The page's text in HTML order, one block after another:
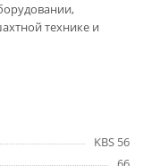
технике и
KBS 56